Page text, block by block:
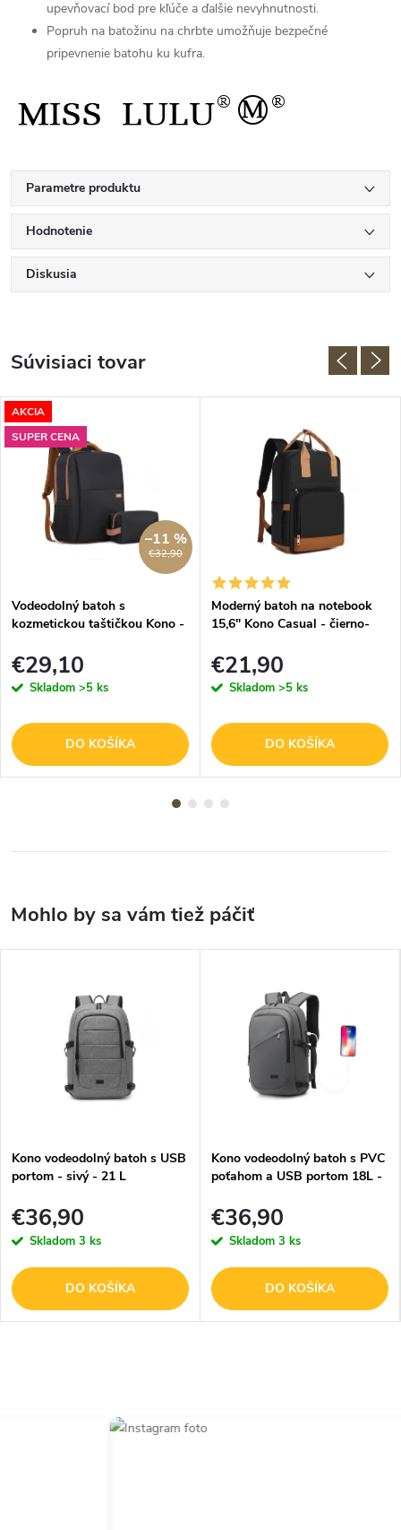
upevňovací bod pre kľúče a ďalšie nevyhnutnosti.
Popruh na batožinu na chrbte umožňuje bezpečné
pripevnenie batohu ku kufra.
Parametre produktu
Hodnotenie
Diskusia
Súvisiaci tovar
AKCIA
SUPER CENA
€32,90
–11 %
Vodeodolný batoh s
kozmetickou taštičkou Kono -
€29,10
Skladom >5 ks
DO KOŠÍKA
Moderný batoh na notebook
15,6" Kono Casual - čierno-
€21,90
Skladom >5 ks
DO KOŠÍKA
Kono vodeodolný batoh s USB
portom - sivý - 21 L
€36,90
Skladom 3 ks
DO KOŠÍKA
Kono vodeodolný batoh s PVC
poťahom a USB portom 18L -
€36,90
Skladom 3 ks
DO KOŠÍKA